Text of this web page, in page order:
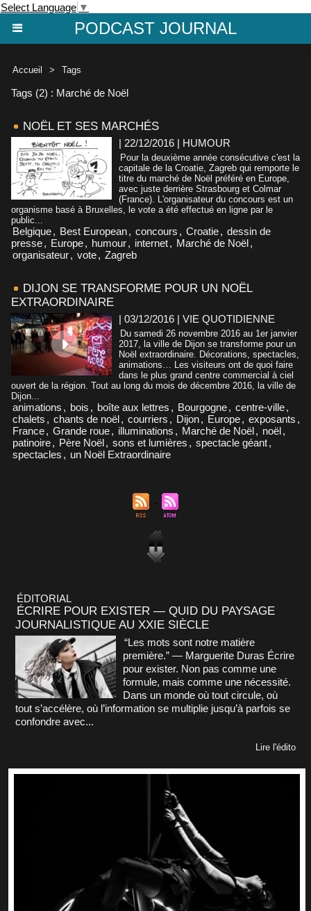
Select Language ▼
PODCAST JOURNAL
Accueil > Tags
Tags (2) : Marché de Noël
NOËL ET SES MARCHÉS
| 22/12/2016 | HUMOUR
Pour la deuxième année consécutive c'est la
capitale de la Croatie, Zagreb qui remporte le
titre du marché de Noël préféré en Europe,
avec juste derrière Strasbourg et Colmar
(France). L'organisateur du concours est un
organisme basé à Bruxelles, le vote a été effectué en ligne par le
public...
Belgique, Best European, concours , Croatie, dessin de
presse, Europe, humour, internet, Marché de Noël,
organisateur, vote, Zagreb
DIJON SE TRANSFORME POUR UN NOËL
EXTRAORDINAIRE
| 03/12/2016 | VIE QUOTIDIENNE
Du samedi 26 novembre 2016 au 1er janvier
2017, la ville de Dijon se transforme pour un
Noël extraordinaire. Décorations, spectacles,
animations… Les visiteurs ont de quoi faire
dans le plus grand centre commercial à ciel
ouvert de la région. Tout au long du mois de décembre 2016, la ville de
Dijon...
animations , bois , boîte aux lettres , Bourgogne, centre-ville,
chalets , chants de noël, courriers , Dijon, Europe, exposants ,
France, Grande roue, illuminations , Marché de Noël, noël,
patinoire, Père Noël, sons et lumières , spectacle géant,
spectacles , un Noël Extraordinaire
ÉDITORIAL
ÉCRIRE POUR EXISTER — QUID DU PAYSAGE
JOURNALISTIQUE AU XXIE SIÈCLE
“Les mots sont notre matière
première.” — Marguerite Duras Écrire
pour exister. Non pas comme une
formule, mais comme une nécessité.
Dans un monde où tout circule, où
tout s’accélère, où l’information se multiplie jusqu’à parfois se
confondre avec...
Lire l'édito